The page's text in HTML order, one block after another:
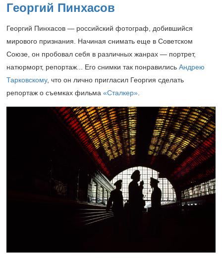
Георгий Пинхасов
Георгий Пинхасов — российский фотограф, добившийся
мирового признания. Начиная снимать еще в Советском
Союзе, он пробовал себя в различных жанрах — портрет,
натюрморт, репортаж... Его снимки так понравились Андрею
Тарковскому, что он лично пригласил Георгия сделать
репортаж о съемках фильма «Сталкер»